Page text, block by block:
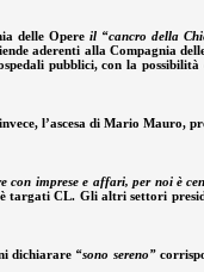
delle Opere il “cancro della
aderenti alla Compagnia
pubblici, con la
l’ascesa di Mario Mauro,
con imprese e affari, per noi è
CL. Gli altri settori
dichiarare “sono sereno”